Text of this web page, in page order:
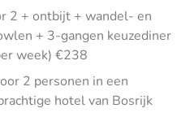
2 + ontbijt + wandel- en
+ 3-gangen keuzediner
week) €238
2 personen in een
hotel van Bosrijk